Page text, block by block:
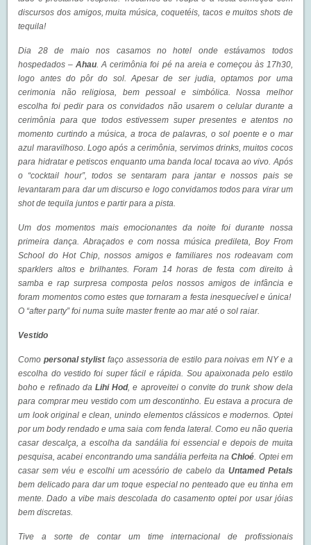
discursos dos amigos, muita música, coquetéis, tacos e muitos shots de
tequila!
Dia 28 de maio nos casamos no hotel onde estávamos todos
hospedados –Ahau. A cerimônia foi pé na areia e começou às 17h30,
logo antes do pôr do sol. Apesar de ser judia, optamos por uma
cerimonia não religiosa, bem pessoal e simbólica. Nossa melhor
escolha foi pedir para os convidados não usarem o celular durante a
cerimônia para que todos estivessem super presentes e atentos no
momento curtindo a música, a troca de palavras, o sol poente e o mar
azul maravilhoso. Logo após a cerimônia, servimos drinks, muitos cocos
para hidratar e petiscos enquanto uma banda local tocava ao vivo. Após
o “cocktail hour”, todos se sentaram para jantar e nossos pais se
levantaram para dar um discurso e logo convidamos todos para virar um
shot de tequila juntos e partir para a pista.
Um dos momentos mais emocionantes da noite foi durante nossa
primeira dança. Abraçados e com nossa música predileta, Boy From
School do Hot Chip, nossos amigos e familiares nos rodeavam com
sparklers altos e brilhantes. Foram 14 horas de festa com direito à
samba e rap surpresa composta pelos nossos amigos de infância e
foram momentos como estes que tornaram a festa inesquecível e única!
O “after party” foi numa suíte master frente ao mar até o sol raiar.
Vestido
Como personal stylistfaço assessoria de estilo para noivas em NY e a
escolha do vestido foi super fácil e rápida. Sou apaixonada pelo estilo
boho e refinado daLihi Hod, e aproveitei o convite do trunk show dela
para comprar meu vestido com um descontinho. Eu estava a procura de
um look original e clean, unindo elementos clássicos e modernos. Optei
por um body rendado e uma saia com fenda lateral. Como eu não queria
casar descalça, a escolha da sandália foi essencial e depois de muita
pesquisa, acabei encontrando uma sandália perfeita naChloé. Optei em
casar sem véu e escolhi um acessório de cabelo da Untamed Petals
bem delicado para dar um toque especial no penteado que eu tinha em
mente. Dado a vibe mais descolada do casamento optei por usar jóias
bem discretas.
Tive a sorte de contar um time internacional de profissionais